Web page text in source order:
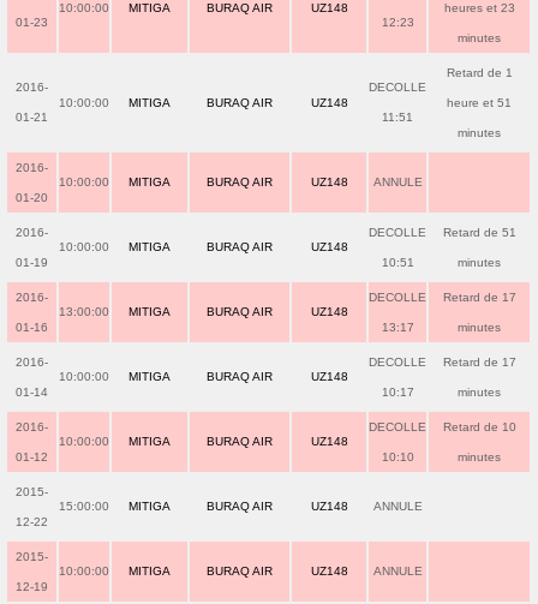
01-23
10:00:00 MITIGA BURAQ AIR UZ148
12:23
heures et 23
minutes
2016-
01-21
10:00:00 MITIGA BURAQ AIR UZ148
DECOLLE
11:51
Retard de 1
heure et 51
minutes
2016-
01-20
10:00:00 MITIGA BURAQ AIR UZ148 ANNULE
2016-
01-19
10:00:00 MITIGA BURAQ AIR UZ148
DECOLLE
10:51
Retard de 51
minutes
2016-
01-16
13:00:00 MITIGA BURAQ AIR UZ148
DECOLLE
13:17
Retard de 17
minutes
2016-
01-14
10:00:00 MITIGA BURAQ AIR UZ148
DECOLLE
10:17
Retard de 17
minutes
2016-
01-12
10:00:00 MITIGA BURAQ AIR UZ148
DECOLLE
10:10
Retard de 10
minutes
2015-
12-22
15:00:00 MITIGA BURAQ AIR UZ148 ANNULE
2015-
12-19
10:00:00 MITIGA BURAQ AIR UZ148 ANNULE